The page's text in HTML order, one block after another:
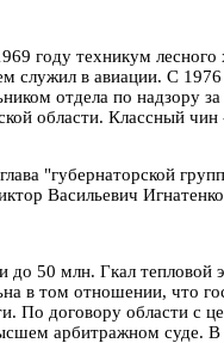
году техникум
служил в авиации. С
отдела по надзору
области. Классный
"губернаторской
Васильевич
50 млн. Гкал тепловой
в том отношении,
По договору области с
арбитражном